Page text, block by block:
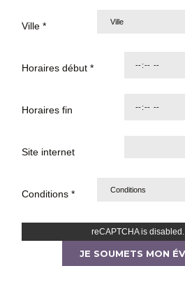
Ville *
Horaires début *
Horaires fin
Site internet
Conditions *
reCAPTCHA is disabled.